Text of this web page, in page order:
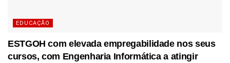
EDUCAÇÃO
ESTGOH com elevada empregabilidade nos seus
cursos, com Engenharia Informática a atingir